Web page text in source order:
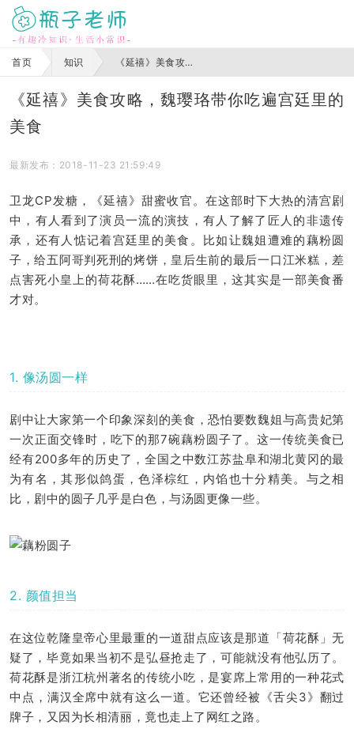
首页 知识 《延禧》美食攻略，魏璎珞带你吃遍宫廷里的美食
《延禧》美食攻略，魏璎珞带你吃遍宫廷里的
美食
最新发布：2018-11-23 21:59:49
卫龙CP发糖，《延禧》甜蜜收官。在这部时下大热的清宫剧
中，有人看到了演员一流的演技，有人了解了匠人的非遗传
承，还有人惦记着宫廷里的美食。比如让魏姐遭难的藕粉圆
子，给五阿哥判死刑的烤饼，皇后生前的最后一口江米糕，差
点害死小皇上的荷花酥……在吃货眼里，这其实是一部美食番
才对。
1. 像汤圆一样
剧中让大家第一个印象深刻的美食，恐怕要数魏姐与高贵妃第
一次正面交锋时，吃下的那7碗藕粉圆子了。这一传统美食已
经有200多年的历史了，全国之中数江苏盐阜和湖北黄冈的最
为有名，其形似鸽蛋，色泽棕红，内馅也十分精美。与之相
比，剧中的圆子几乎是白色，与汤圆更像一些。
2. 颜值担当
在这位乾隆皇帝心里最重的一道甜点应该是那道「荷花酥」无
疑了，毕竟如果当初不是弘昼抢走了，可能就没有他弘历了。
荷花酥是浙江杭州著名的传统小吃，是宴席上常用的一种花式
中点，满汉全席中就有这么一道。它还曾经被《舌尖3》翻过
牌子，又因为长相清丽，竟也走上了网红之路。